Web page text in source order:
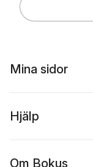
Mina sidor
Hjälp
Om Bokus